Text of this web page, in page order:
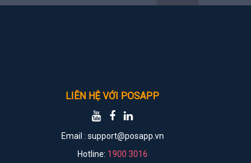
LIÊN HỆ VỚI POSAPP
Email : support@posapp.vn
Hotline: 1900 3016